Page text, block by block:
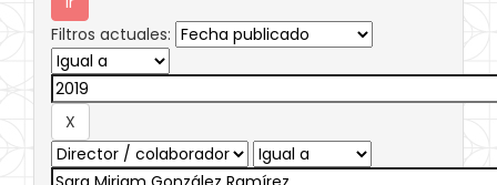
Filtros actuales: